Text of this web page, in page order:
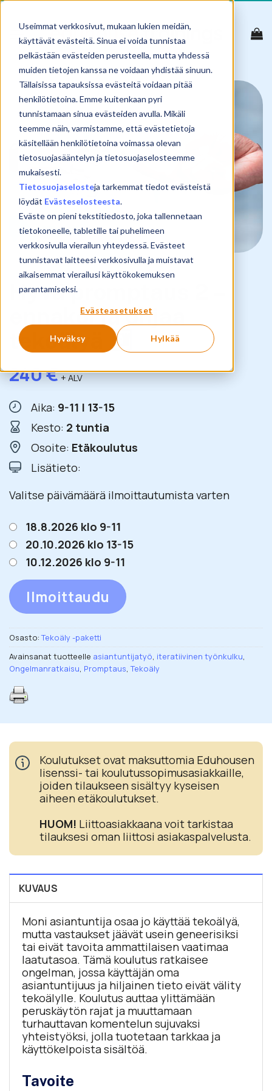
Useimmat verkkosivut, mukaan lukien meidän,
käyttävät evästeitä. Sinua ei voida tunnistaa
pelkästään evästeiden perusteella, mutta yhdessä
muiden tietojen kanssa ne voidaan yhdistää sinuun.
Tällaisissa tapauksissa evästeitä voidaan pitää
henkilötietoina. Emme kuitenkaan pyri
tunnistamaan sinua evästeiden avulla. Mikäli
teemme näin, varmistamme, että evästetietoja
käsitellään henkilötietoina voimassa olevan
tietosuojasääntelyn ja tietosuojaselosteemme
mukaisesti.
Tietosuojaselosteja tarkemmat tiedot evästeistä
löydät Evästeselosteesta.
Eväste on pieni tekstitiedosto, joka tallennetaan
tietokoneelle, tabletille tai puhelimeen
verkkosivulla vierailun yhteydessä. Evästeet
tunnistavat laitteesi verkkosivulla ja muistavat
aikaisemmat vierailusi käyttökokemuksen
parantamiseksi.
Evästeasetukset
Hyväksy Hylkää
Skip
content
Hyvä promptaus 2 –
ennakoi ja ohjaa
tekoälyä 🆕
240€ + ALV
Aika: 9-11 | 13-15
Kesto: 2 tuntia
Osoite: Etäkoulutus
Lisätieto:
Valitse päivämäärä ilmoittautumista varten
18.8.2026 klo 9-11
20.10.2026 klo 13-15
10.12.2026 klo 9-11
Ilmoittaudu
Osasto:Tekoäly -paketti
Avainsanat tuotteelle asiantuntijatyö, iteratiivinen työnkulku,
Ongelmanratkaisu, Promptaus,Tekoäly
Koulutukset ovat maksuttomia Eduhousen
lisenssi- tai koulutussopimusasiakkaille,
joiden tilaukseen sisältyy kyseisen
aiheen etäkoulutukset.
HUOM! Liittoasiakkaana voit tarkistaa
tilauksesi oman liittosi asiakaspalvelusta.
KUVAUS
Moni asiantuntija osaa jo käyttää tekoälyä,
mutta vastaukset jäävät usein geneerisiksi
tai eivät tavoita ammattilaisen vaatimaa
laatutasoa. Tämä koulutus ratkaisee
ongelman, jossa käyttäjän oma
asiantuntijuus ja hiljainen tieto eivät välity
tekoälylle. Koulutus auttaa ylittämään
peruskäytön rajat ja muuttamaan
turhauttavan komentelun sujuvaksi
yhteistyöksi, jolla tuotetaan tarkkaa ja
käyttökelpoista sisältöä.
Tavoite